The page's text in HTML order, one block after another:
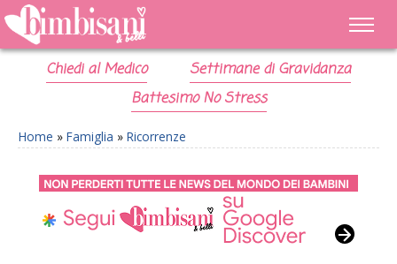
Chiedi al Medico
Settimane di Gravidanza
Battesimo No Stress
Home » Famiglia » Ricorrenze